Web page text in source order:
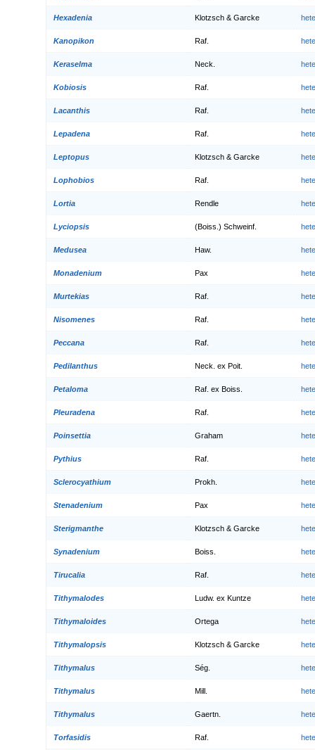
Hexadenia Klotzsch & Garcke
Kanopikon Raf.
Keraselma Neck.
Kobiosis Raf.
Lacanthis Raf.
Lepadena Raf.
Leptopus Klotzsch & Garcke
Lophobios Raf.
Lortia Rendle
Lyciopsis (Boiss.) Schweinf.
Medusea Haw.
Monadenium Pax
Murtekias Raf.
Nisomenes Raf.
Peccana Raf.
Pedilanthus Neck. ex Poit.
Petaloma Raf. ex Boiss.
Pleuradena Raf.
Poinsettia Graham
Pythius Raf.
Sclerocyathium Prokh.
Stenadenium Pax
Sterigmanthe Klotzsch & Garcke
Synadenium Boiss.
Tirucalia Raf.
Tithymalodes Ludw. ex Kuntze
Tithymaloides Ortega
Tithymalopsis Klotzsch & Garcke
Tithymalus Ség.
Tithymalus Mill.
Tithymalus Gaertn.
Torfasidis Raf.